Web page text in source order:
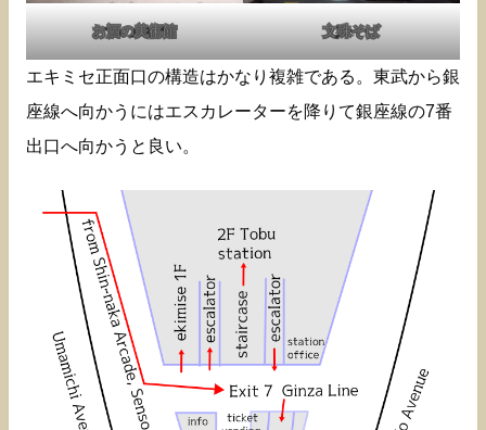
お酒の美術館 文殊そば
エキミセ正面口の構造はかなり複雑である。東武から銀
座線へ向かうにはエスカレーターを降りて銀座線の7番
出口へ向かうと良い。